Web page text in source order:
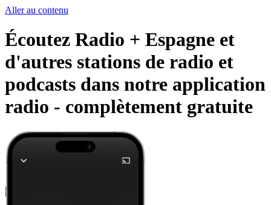
Aller au contenu
Écoutez Radio + Espagne et
d'autres stations de radio et
podcasts dans notre application
radio - complètement gratuite